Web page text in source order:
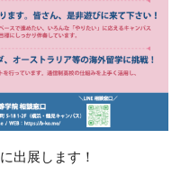
に出展します！